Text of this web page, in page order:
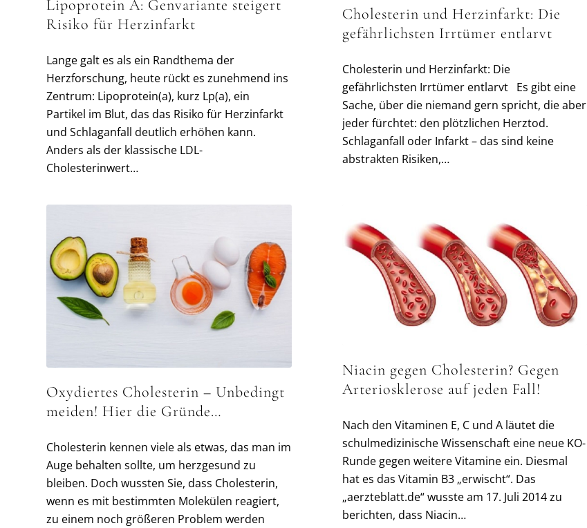
Lipoprotein A: Genvariante steigert
Risiko für Herzinfarkt
Lange galt es als ein Randthema der
Herzforschung, heute rückt es zunehmend ins
Zentrum: Lipoprotein(a), kurz Lp(a), ein
Partikel im Blut, das das Risiko für Herzinfarkt
und Schlaganfall deutlich erhöhen kann.
Anders als der klassische LDL-
Cholesterinwert…
Cholesterin und Herzinfarkt: Die
gefährlichsten Irrtümer entlarvt
Cholesterin und Herzinfarkt: Die
gefährlichsten Irrtümer entlarvt Es gibt eine
Sache, über die niemand gern spricht, die aber
jeder fürchtet: den plötzlichen Herztod.
Schlaganfall oder Infarkt – das sind keine
abstrakten Risiken,…
Oxydiertes Cholesterin – Unbedingt
meiden! Hier die Gründe…
Cholesterin kennen viele als etwas, das man im
Auge behalten sollte, um herzgesund zu
bleiben. Doch wussten Sie, dass Cholesterin,
wenn es mit bestimmten Molekülen reagiert,
zu einem noch größeren Problem werden
Niacin gegen Cholesterin? Gegen
Arteriosklerose auf jeden Fall!
Nach den Vitaminen E, C und A läutet die
schulmedizinische Wissenschaft eine neue KO-
Runde gegen weitere Vitamine ein. Diesmal
hat es das Vitamin B3 „erwischt“. Das
„aerzteblatt.de“ wusste am 17. Juli 2014 zu
berichten, dass Niacin…